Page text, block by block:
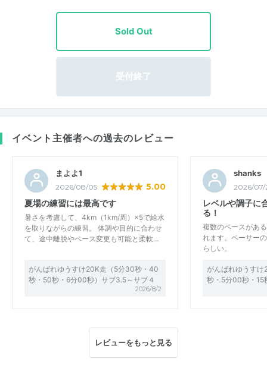
Sold Out
受付終了
イベント主催者への過去のレビュー
まよよ1
2026/08/05 5.00
夏場の練習には最高です
暑さを考慮して、4km（1km/周）×5で給水
を取りながらの練習。 体調や目的に合わせ
て、途中離脱やペース変更も可能と柔軟…
がんばれゆうすけ20K走（5分30秒・40
秒・50秒・6分00秒）サブ3.5～サブ４
2026/8/2
shanks
2026/07/
レベルや調子に
る！
複数のペースがあ
れます。ペーサー
らしい。
がんばれゆうす
秒・5分00秒・15
レビューをもっと見る